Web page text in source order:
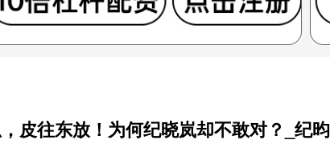
皮往东放！为何纪晓岚却不敢对？_纪昀